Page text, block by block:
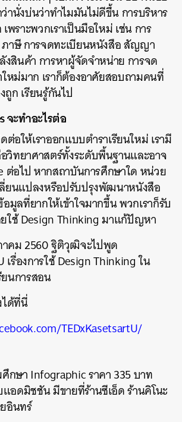
านั่งบ่นว่าทำไมมันไม่ดีขึ้น การบริหาร
พราะพวกเราเป็นมือใหม่ เช่น การ
าษี การจดทะเบียนหนังสือ สัญญา
สินค้า การหาผู้จัดจำหน่าย การจด
หม่มาก เราก็ต้องอาศัยสอบถามคนที่
ก เรียนรู้กันไป
จะทำอะไรต่อ
อให้เราออกแบบตำราเรียนใหม่ เรามี
วิทยาศาสตร์ทั้งระดับพื้นฐานและอาจ
ต่อไป หากสถาบันการศึกษาใด หน่วย
ยนแปลงหรือปรับปรุงพัฒนาหนังสือ
มูลที่ยากให้เข้าใจมากขึ้น พวกเราก็รับ
ใช้ Design Thinking มาแก้ปัญหา
คม 2560 ฐิติวุฒิจะไปพูด
เรื่องการใช้ Design Thinking ใน
ยนการสอน
ด้ที่นี่
TEDxKasetsartU/
กษา Infographic ราคา 335 บาท
อดมิชชัน มีขายที่ร้านซีเอ็ด ร้านคิโนะ
อินทร์